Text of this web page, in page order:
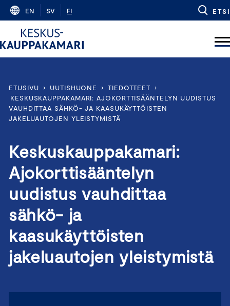
Skip
content
EN SV FI ETSI
ETUSIVU › UUTISHUONE › TIEDOTTEET
›
KESKUSKAUPPAKAMARI: AJOKORTTISÄÄNTELYN UUDISTUS
VAUHDITTAA SÄHKÖ- JA KAASUKÄYTTÖISTEN
JAKELUAUTOJEN YLEISTYMISTÄ
Keskuskauppakamari:
Ajokorttisääntelyn
uudistus vauhdittaa
sähkö- ja
kaasukäyttöisten
jakeluautojen yleistymistä